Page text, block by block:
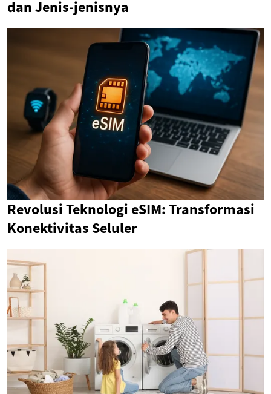
dan Jenis-jenisnya
Revolusi Teknologi eSIM: Transformasi
Konektivitas Seluler